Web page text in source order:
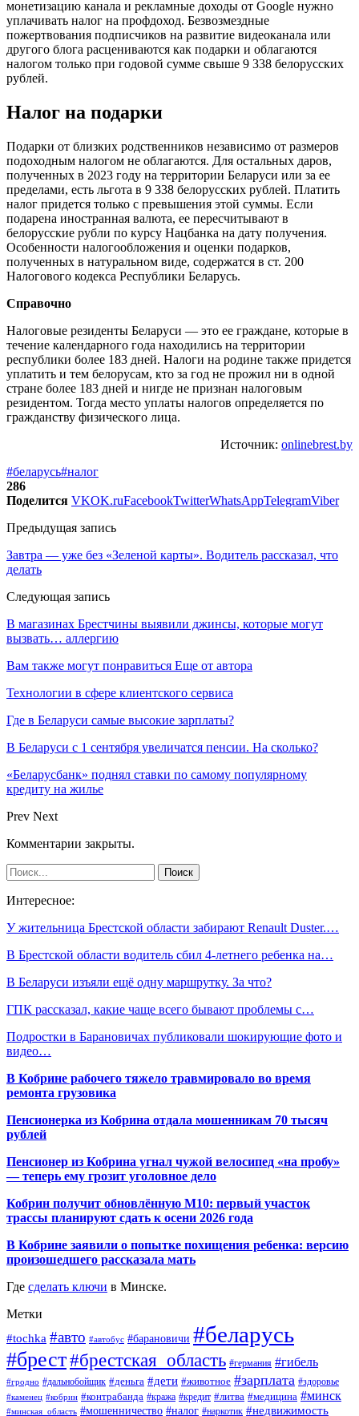
монетизацию канала и рекламные доходы от Google нужно
уплачивать налог на профдоход. Безвозмездные
пожертвования подписчиков на развитие видеоканала или
другого блога расцениваются как подарки и облагаются
налогом только при годовой сумме свыше 9 338 белорусских
рублей.
Налог на подарки
Подарки от близких родственников независимо от размеров
подоходным налогом не облагаются. Для остальных даров,
полученных в 2023 году на территории Беларуси или за ее
пределами, есть льгота в 9 338 белорусских рублей. Платить
налог придется только с превышения этой суммы. Если
подарена иностранная валюта, ее пересчитывают в
белорусские рубли по курсу Нацбанка на дату получения.
Особенности налогообложения и оценки подарков,
полученных в натуральном виде, содержатся в ст. 200
Налогового кодекса Республики Беларусь.
Справочно
Налоговые резиденты Беларуси — это ее граждане, которые в
течение календарного года находились на территории
республики более 183 дней. Налоги на родине также придется
уплатить и тем белорусам, кто за год не прожил ни в одной
стране более 183 дней и нигде не признан налоговым
резидентом. Тогда место уплаты налогов определяется по
гражданству физического лица.
Источник: onlinebrest.by
#беларусь#налог
286
Поделится VKOK.ruFacebookTwitterWhatsAppTelegramViber
Предыдущая запись
Завтра — уже без «Зеленой карты». Водитель рассказал, что
делать
Следующая запись
В магазинах Брестчины выявили джинсы, которые могут
вызвать… аллергию
Вам также могут понравиться Еще от автора
Технологии в сфере клиентского сервиса
Где в Беларуси самые высокие зарплаты?
В Беларуси с 1 сентября увеличатся пенсии. На сколько?
«Беларусбанк» поднял ставки по самому популярному
кредиту на жилье
Prev Next
Комментарии закрыты.
Интересное:
У жительница Брестской области забирают Renault Duster.…
В Брестской области водитель сбил 4-летнего ребенка на…
В Беларуси изъяли ещё одну маршрутку. За что?
ГПК рассказал, какие чаще всего бывают проблемы с…
Подростки в Барановичах публиковали шокирующие фото и
видео…
В Кобрине рабочего тяжело травмировало во время
ремонта грузовика
Пенсионерка из Кобрина отдала мошенникам 70 тысяч
рублей
Пенсионер из Кобрина угнал чужой велосипед «на пробу»
— теперь ему грозит уголовное дело
Кобрин получит обновлённую М10: первый участок
трассы планируют сдать к осени 2026 года
В Кобрине заявили о попытке похищения ребенка: версию
произошедшего рассказала мать
Где сделать ключи в Минске.
Метки
#tochka #авто #автобус #барановичи #беларусь
#брест#брестская_область #германия #гибель
#гродно #дальнобойщик #деньга #дети #животное #зарплата #здоровье
#каменец #кобрин #контрабанда #кража #кредит #литва #медицина #минск
#минская_область #мошенничество #налог #наркотик #недвижимость